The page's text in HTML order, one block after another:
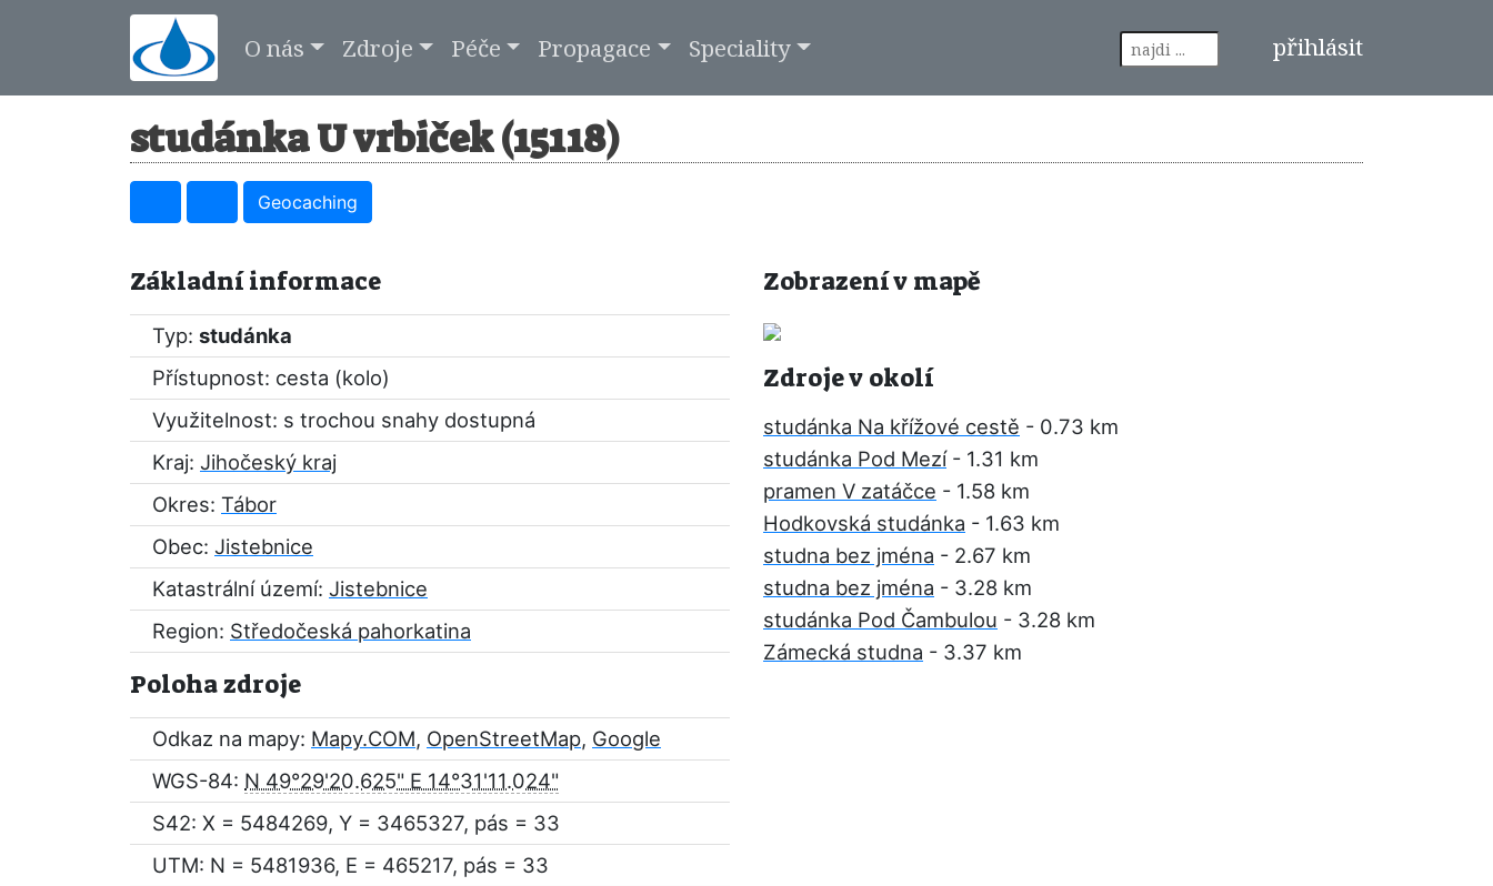
O nás Zdroje Péče Propagace Speciality přihlásit
studánka U vrbiček (15118)
Geocaching
Základní informace
Typ: studánka
Přístupnost: cesta (kolo)
Využitelnost: s trochou snahy dostupná
Kraj: Jihočeský kraj
Okres: Tábor
Obec: Jistebnice
Katastrální území: Jistebnice
Region: Středočeská pahorkatina
Poloha zdroje
Odkaz na mapy: Mapy.COM, OpenStreetMap, Google
WGS-84: N 49°29'20.625" E 14°31'11.024"
S42: X = 5484269, Y = 3465327, pás = 33
UTM: N = 5481936, E = 465217, pás = 33
Zobrazení v mapě
Zdroje v okolí
studánka Na křížové cestě - 0.73 km
studánka Pod Mezí- 1.31 km
pramen V zatáčce - 1.58 km
Hodkovská studánka - 1.63 km
studna bez jména - 2.67 km
studna bez jména - 3.28 km
studánka Pod Čambulou - 3.28 km
Zámecká studna - 3.37 km